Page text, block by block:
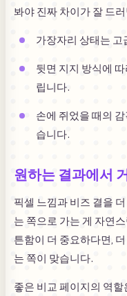
봐야 진짜 차이가 잘 드
가장자리 상태는
뒷면 지지 방식에
립니다.
손에 쥐었을 때의
습니다.
원하는 결과에서
픽셀 느낌과 비즈 결을
는 쪽으로 가는 게 자연
튼함이 더 중요하다면,
는 쪽이 맞습니다.
좋은 비교 페이지의 역